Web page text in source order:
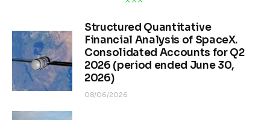
Structured Quantitative
Financial Analysis of SpaceX.
Consolidated Accounts for Q2
2026 (period ended June 30,
2026)
08/06/2026